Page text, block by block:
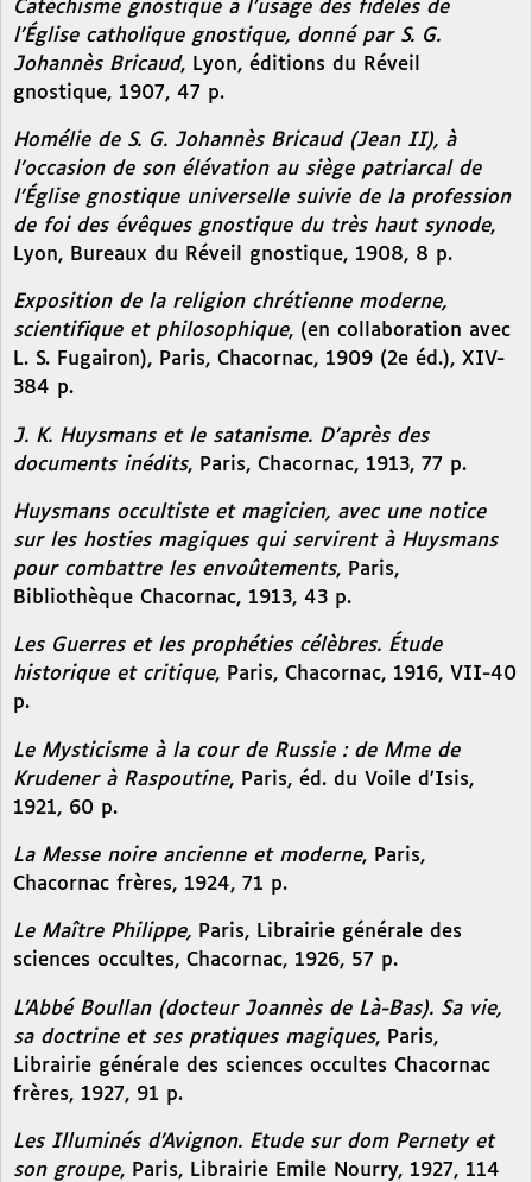
Catéchisme gnostique à l’usage des fidèles de
l’Église catholique gnostique, donné par S. G.
Johannès Bricaud, Lyon, éditions du Réveil
gnostique, 1907, 47 p.
Homélie de S. G. Johannès Bricaud (Jean II), à
l’occasion de son élévation au siège patriarcal de
l’Église gnostique universelle suivie de la profession
de foi des évêques gnostique du très haut synode,
Lyon, Bureaux du Réveil gnostique, 1908, 8 p.
Exposition de la religion chrétienne moderne,
scientifique et philosophique, (en collaboration avec
L. S. Fugairon), Paris, Chacornac, 1909 (2e éd.), XIV-
384 p.
J. K. Huysmans et le satanisme. D’après des
documents inédits, Paris, Chacornac, 1913, 77 p.
Huysmans occultiste et magicien, avec une notice
sur les hosties magiques qui servirent à Huysmans
pour combattre les envoûtements, Paris,
Bibliothèque Chacornac, 1913, 43 p.
Les Guerres et les prophéties célèbres. Étude
historique et critique, Paris, Chacornac, 1916, VII-40
p.
Le Mysticisme à la cour de Russie : de Mme de
Krudener à Raspoutine, Paris, éd. du Voile d’Isis,
1921, 60 p.
La Messe noire ancienne et moderne, Paris,
Chacornac frères, 1924, 71 p.
Le Maître Philippe, Paris, Librairie générale des
sciences occultes, Chacornac, 1926, 57 p.
L’Abbé Boullan (docteur Joannès de Là-Bas). Sa vie,
sa doctrine et ses pratiques magiques, Paris,
Librairie générale des sciences occultes Chacornac
frères, 1927, 91 p.
Les Illuminés d’Avignon. Etude sur dom Pernety et
son groupe, Paris, Librairie Emile Nourry, 1927, 114